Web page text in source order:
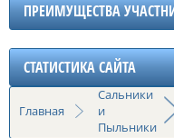
ПРЕИМУЩЕСТВА
СТАТИСТИКА САЙТА
Главная
Сальники
и
Пыльники